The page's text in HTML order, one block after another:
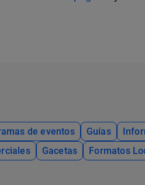
de eventos Guías
Gacetas Formatos